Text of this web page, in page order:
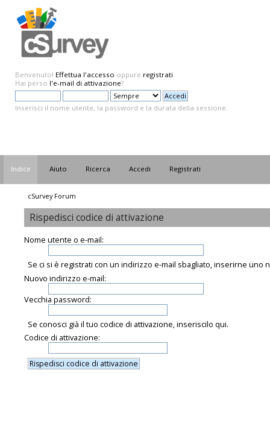
Benvenuto! Effettua l'accesso oppure registrati.
Hai perso l'e-mail di attivazione?
Inserisci il nome utente, la password e la durata della sessione.
Indice Aiuto Ricerca Accedi Registrati
cSurvey Forum
Rispedisci codice di attivazione
Nome utente o e-mail:
Se ci si è registrati con un indirizzo e-mail sbagliato, inserirne uno
Nuovo indirizzo e-mail:
Vecchia password:
Se conosci già il tuo codice di attivazione, inseriscilo qui.
Codice di attivazione: